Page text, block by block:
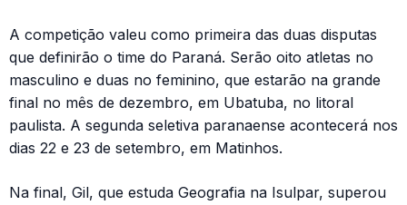
A competição valeu como primeira das duas disputas
que definirão o time do Paraná. Serão oito atletas no
masculino e duas no feminino, que estarão na grande
final no mês de dezembro, em Ubatuba, no litoral
paulista. A segunda seletiva paranaense acontecerá nos
dias 22 e 23 de setembro, em Matinhos.
Na final, Gil, que estuda Geografia na Isulpar, superou